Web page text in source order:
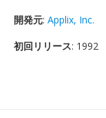
開発元: Applix, Inc.
初回リリース: 1992